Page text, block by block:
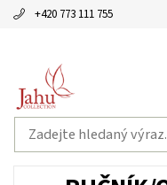
+420 773 111 755